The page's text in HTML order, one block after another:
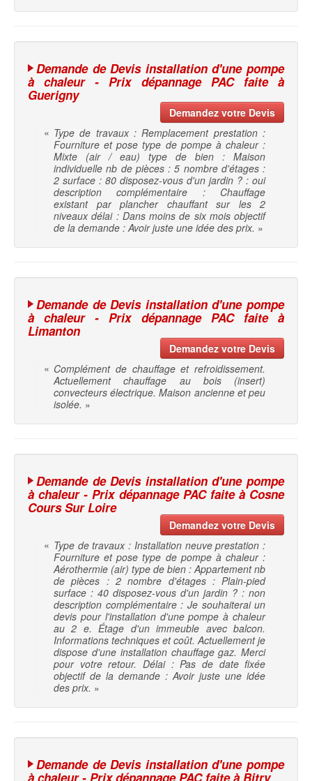
Demande de Devis installation d'une pompe
à chaleur - Prix dépannage PAC faite à
Guerigny
Demandez votre Devis
« Type de travaux : Remplacement prestation :
Fourniture et pose type de pompe à chaleur :
Mixte (air / eau) type de bien : Maison
individuelle nb de pièces : 5 nombre d'étages :
2 surface : 80 disposez-vous d'un jardin ? : oui
description complémentaire : Chauffage
existant par plancher chauffant sur les 2
niveaux délai : Dans moins de six mois objectif
de la demande : Avoir juste une idée des prix. »
Demande de Devis installation d'une pompe
à chaleur - Prix dépannage PAC faite à
Limanton
Demandez votre Devis
« Complément de chauffage et refroidissement.
Actuellement chauffage au bois (insert)
convecteurs électrique. Maison ancienne et peu
isolée. »
Demande de Devis installation d'une pompe
à chaleur - Prix dépannage PAC faite à Cosne
Cours Sur Loire
Demandez votre Devis
« Type de travaux : Installation neuve prestation :
Fourniture et pose type de pompe à chaleur :
Aérothermie (air) type de bien : Appartement nb
de pièces : 2 nombre d'étages : Plain-pied
surface : 40 disposez-vous d'un jardin ? : non
description complémentaire : Je souhaiterai un
devis pour l'installation d'une pompe à chaleur
au 2 e. Étage d'un immeuble avec balcon.
Informations techniques et coût. Actuellement je
dispose d'une installation chauffage gaz. Merci
pour votre retour. Délai : Pas de date fixée
objectif de la demande : Avoir juste une idée
des prix. »
Demande de Devis installation d'une pompe